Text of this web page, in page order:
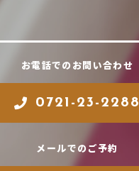
お電話でのお問い合わせ
0721-23-2288
メールでのご予約